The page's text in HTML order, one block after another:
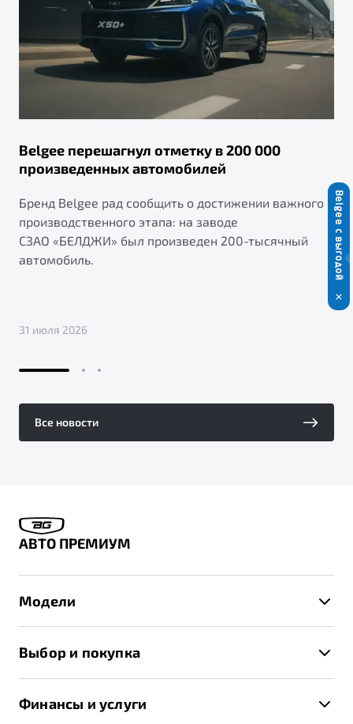
Belgee перешагнул отметку в 200 000
произведенных автомобилей
Бренд Belgee рад сообщить о достижении важного
производственного этапа: на заводе
СЗАО «БЕЛДЖИ» был произведен 200-тысячный
автомобиль.
31 июля 2026
Все новости
АВТО ПРЕМИУМ
Модели
X70
Выбор и покупка
Финансы и услуги
Belgee с выгодой